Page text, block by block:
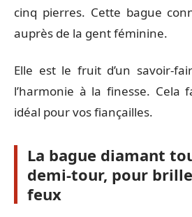
cinq pierres. Cette bague
auprès de la gent féminine.
Elle est le fruit d’un savoir-
l’harmonie à la finesse. Cela
idéal pour vos fiançailles.
La bague diamant
demi-tour, pour
feux